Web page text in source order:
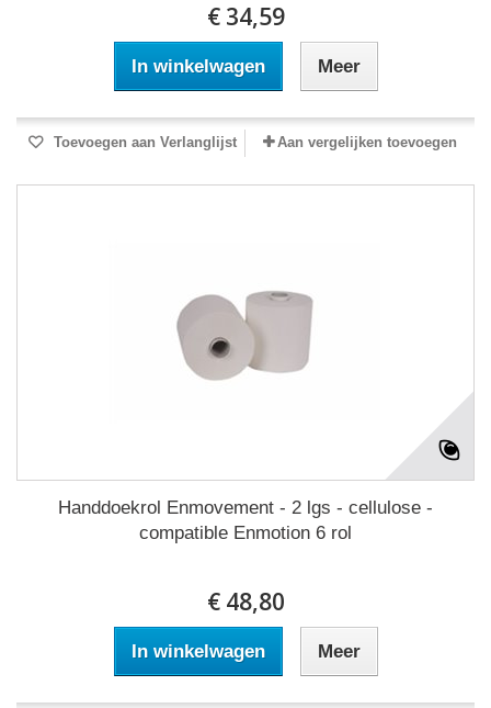
€ 34,59
In winkelwagen Meer
Toevoegen aan Verlanglijst Aan vergelijken toevoegen
Handdoekrol Enmovement - 2 lgs - cellulose -
compatible Enmotion 6 rol
€ 48,80
In winkelwagen Meer